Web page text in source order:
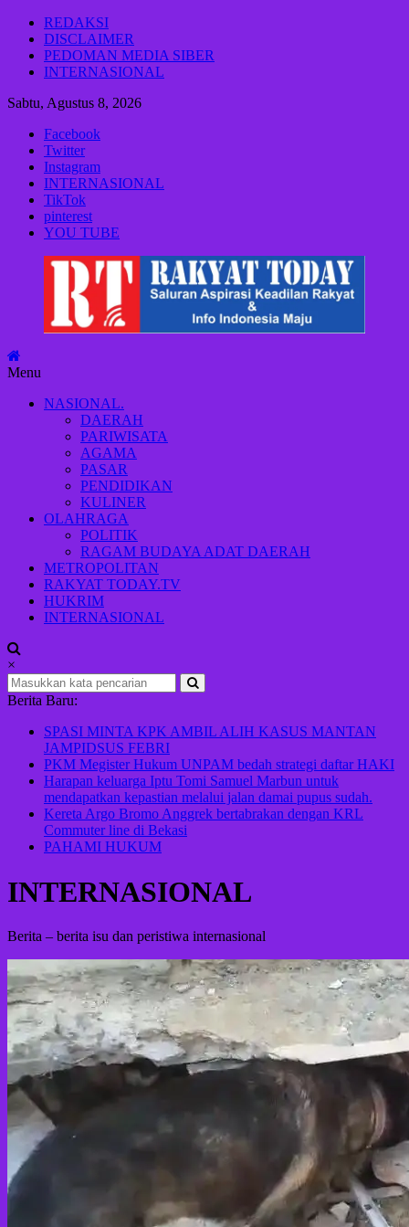
Lompat
konten
REDAKSI
DISCLAIMER
PEDOMAN MEDIA SIBER
INTERNASIONAL
Sabtu, Agustus 8, 2026
Facebook
Twitter
Instagram
INTERNASIONAL
TikTok
pinterest
YOU TUBE
Saluran
aspirasi
keadilan
Menu
NASIONAL.
DAERAH
PARIWISATA
AGAMA
PASAR
PENDIDIKAN
KULINER
OLAHRAGA
POLITIK
RAGAM BUDAYA ADAT DAERAH
METROPOLITAN
RAKYAT TODAY.TV
HUKRIM
INTERNASIONAL
×
Berita Baru:
SPASI MINTA KPK AMBIL ALIH KASUS MANTAN
JAMPIDSUS FEBRI
PKM Megister Hukum UNPAM bedah strategi daftar HAKI
Harapan keluarga Iptu Tomi Samuel Marbun untuk
mendapatkan kepastian melalui jalan damai pupus sudah.
Kereta Argo Bromo Anggrek bertabrakan dengan KRL
Commuter line di Bekasi
PAHAMI HUKUM
INTERNASIONAL
Berita – berita isu dan peristiwa internasional